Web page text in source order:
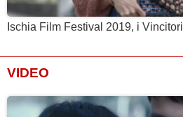
Ischia Film Festival 2019, i Vincitori
VIDEO